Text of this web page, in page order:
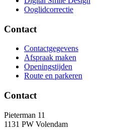
Ooglidcorrectie
Contact
Contactgegevens
Afspraak maken
Openingstijden
Route en parkeren
Contact
Pieterman 11
1131 PW Volendam